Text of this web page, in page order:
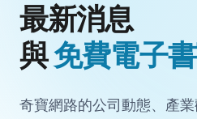
最新消息
與免費電子
奇寶網路的公司動態、產